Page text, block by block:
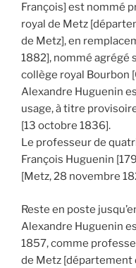
François] est nommé
royal de Metz
de Metz], en
1882], nommé agrégé
collège royal Bourbon
Alexandre Huguenin
usage, à titre
[13 octobre 1836].
Le professeur de
François Huguenin
[Metz, 28 novembre
Reste en poste
Alexandre Huguenin
1857, comme
de Metz [département